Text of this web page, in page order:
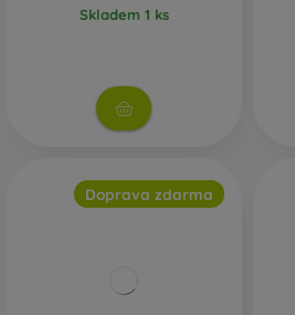
Skladem 1 ks
Doprava zdarma